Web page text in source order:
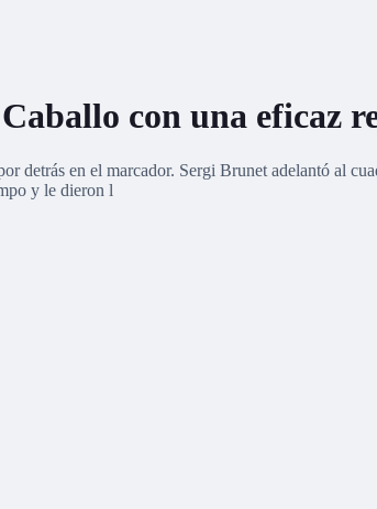
con una eficaz
detrás en el marcador. Sergi Brunet adelantó al
y le dieron l